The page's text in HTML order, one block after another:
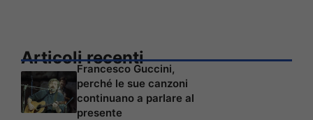
Articoli recenti
Francesco Guccini,
perché le sue canzoni
continuano a parlare al
presente